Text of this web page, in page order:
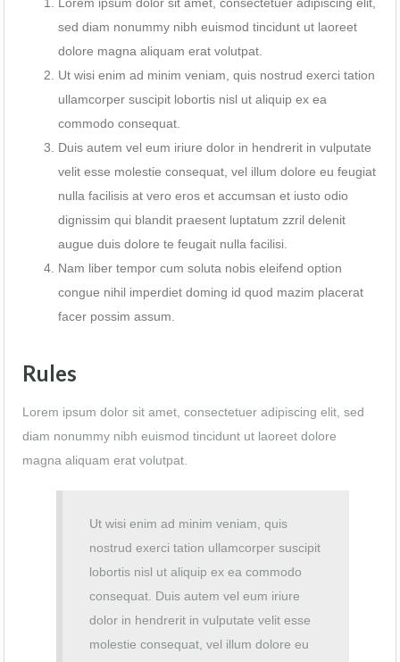
sed diam nonummy nibh euismod tincidunt ut laoreet
dolore magna aliquam erat volutpat.
Ut wisi enim ad minim veniam, quis nostrud exerci tation
ullamcorper suscipit lobortis nisl ut aliquip ex ea
commodo consequat.
Duis autem vel eum iriure dolor in hendrerit in vulputate
velit esse molestie consequat, vel illum dolore eu feugiat
nulla facilisis at vero eros et accumsan et iusto odio
dignissim qui blandit praesent luptatum zzril delenit
augue duis dolore te feugait nulla facilisi.
Nam liber tempor cum soluta nobis eleifend option
congue nihil imperdiet doming id quod mazim placerat
facer possim assum.
Rules
Lorem ipsum dolor sit amet, consectetuer adipiscing elit, sed
diam nonummy nibh euismod tincidunt ut laoreet dolore
magna aliquam erat volutpat.
Ut wisi enim ad minim veniam, quis
nostrud exerci tation ullamcorper suscipit
lobortis nisl ut aliquip ex ea commodo
consequat. Duis autem vel eum iriure
dolor in hendrerit in vulputate velit esse
molestie consequat, vel illum dolore eu